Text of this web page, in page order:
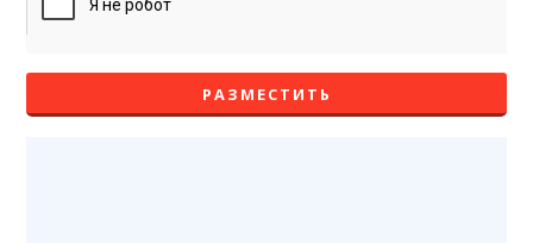
РАЗМЕСТИТЬ